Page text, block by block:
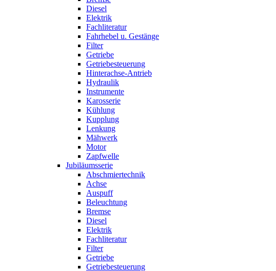
Diesel
Elektrik
Fachliteratur
Fahrhebel u. Gestänge
Filter
Getriebe
Getriebesteuerung
Hinterachse-Antrieb
Hydraulik
Instrumente
Karosserie
Kühlung
Kupplung
Lenkung
Mähwerk
Motor
Zapfwelle
Jubiläumsserie
Abschmiertechnik
Achse
Auspuff
Beleuchtung
Bremse
Diesel
Elektrik
Fachliteratur
Filter
Getriebe
Getriebesteuerung